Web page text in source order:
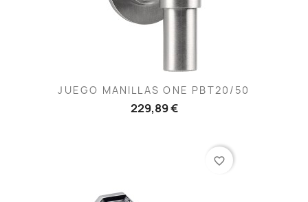
JUEGO MANILLAS ONE PBT20/50
229,89 €
favorite_border